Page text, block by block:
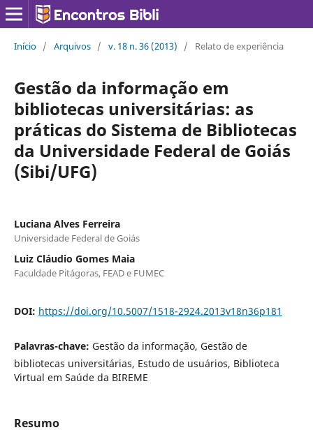
Início / Arquivos / v. 18 n. 36 (2013) / Relato de experiência
Gestão da informação em
bibliotecas universitárias: as
práticas do Sistema de Bibliotecas
da Universidade Federal de Goiás
(Sibi/UFG)
Luciana Alves Ferreira
Universidade Federal de Goiás
Luiz Cláudio Gomes Maia
Faculdade Pitágoras, FEAD e FUMEC
DOI: https://doi.org/10.5007/1518-2924.2013v18n36p181
Palavras-chave: Gestão da informação, Gestão de
bibliotecas universitárias, Estudo de usuários, Biblioteca
Virtual em Saúde da BIREME
Resumo